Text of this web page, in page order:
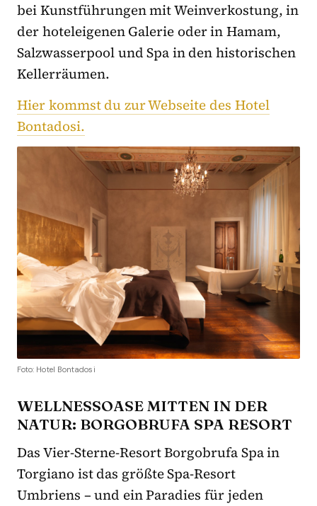
bei Kunstführungen mit Weinverkostung, in
der hoteleigenen Galerie oder in Hamam,
Salzwasserpool und Spa in den historischen
Kellerräumen.
Hier kommst du zur Webseite des Hotel
Bontadosi.
Foto: Hotel Bontadosi
WELLNESSOASE MITTEN IN DER
NATUR: BORGOBRUFA SPA RESORT
Das Vier-Sterne-Resort Borgobrufa Spa in
Torgiano ist das größte Spa-Resort
Umbriens – und ein Paradies für jeden